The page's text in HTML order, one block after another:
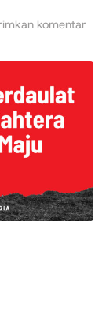
komentar